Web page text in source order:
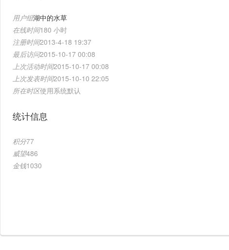
用户组湖中的水草
在线时间180 小时
注册时间2013-4-18 19:37
最后访问2015-10-17 00:08
上次活动时间2015-10-17 00:08
上次发表时间2015-10-10 22:05
所在时区使用系统默认
统计信息
积分77
威望486
金钱1030